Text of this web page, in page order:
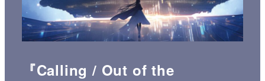
『Calling / Out of the